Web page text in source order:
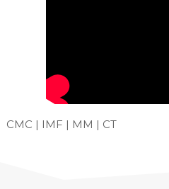
CMC | IMF | MM | CT